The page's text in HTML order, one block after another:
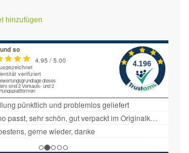
hinzufügen